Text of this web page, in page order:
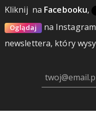
Kliknij na Facebooku,
Oglądaj na
newslettera, który